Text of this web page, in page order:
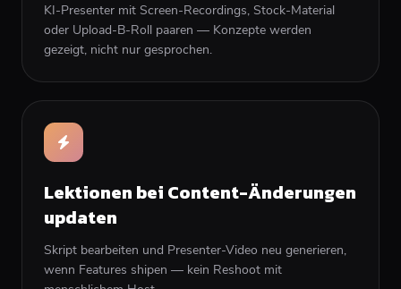
KI-Presenter mit Screen-Recordings, Stock-Material
oder Upload-B-Roll paaren — Konzepte werden
gezeigt, nicht nur gesprochen.
Lektionen bei Content-Änderungen
updaten
Skript bearbeiten und Presenter-Video neu generieren,
wenn Features shipen — kein Reshoot mit